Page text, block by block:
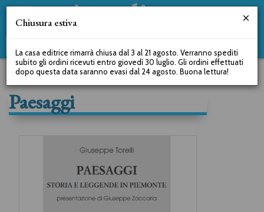
Paesaggi
Chiusura estiva
La casa editrice rimarrà chiusa dal 3 al 21 agosto. Verranno spediti
subito gli ordini ricevuti entro giovedì 30 luglio. Gli ordini effettuati
dopo questa data saranno evasi dal 24 agosto. Buona lettura!